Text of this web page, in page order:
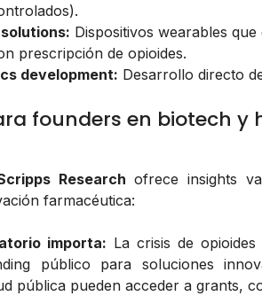
Dispositivos wearables
prescripción de opioides.
development: Desarrollo directo
founders en biotech y
Research ofrece insights
farmacéutica:
importa: La crisis de
público para soluciones
pública pueden acceder a grants,